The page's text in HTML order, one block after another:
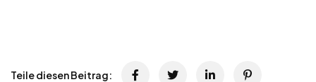
Teile diesen Beitrag: